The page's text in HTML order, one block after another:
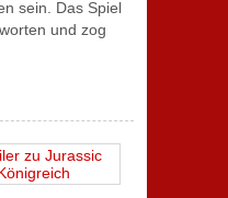
sein. Das Spiel
und zog